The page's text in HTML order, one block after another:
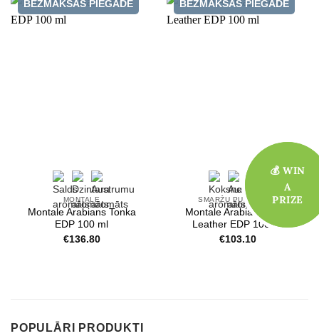
BEZMAKSAS PIEGĀDE
MONTALE
Montale Arabians Tonka
EDP 100 ml
€136.80
BEZMAKSAS PIEGĀDE
SMARŽU PUDELĪTES
Montale Arabians Rose
Leather EDP 100 ml
€103.10
POPULĀRI PRODUKTI
💰 WIN
A
PRIZE
💰 WIN
A
PRIZE